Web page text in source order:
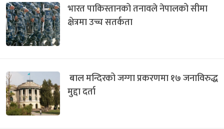
भारत पाकिस्तानको तनावले नेपालको सीमा
क्षेत्रमा उच्च सतर्कता
बाल मन्दिरको जग्गा प्रकरणमा १७ जनाविरुद्ध
मुद्दा दर्ता